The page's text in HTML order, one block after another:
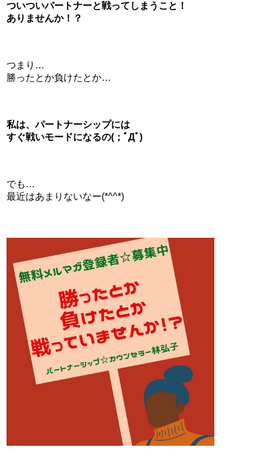
ついついパートナーと戦ってしまうこと！
ありませんか！？
つまり…
勝ったとか負けたとか…
私は、パートナーシップには
すぐ戦いモードになるの(；ﾟДﾟ)
でも…
最近はあまりないなー(*^^*)